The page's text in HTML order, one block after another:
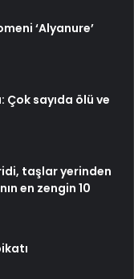
‘Alyanure’
sayıda ölü ve
taşlar yerinden
en zengin 10